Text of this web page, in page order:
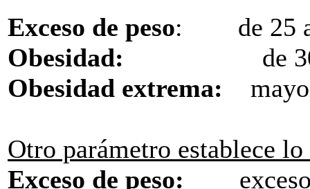
Exceso de peso: de 25 a
Obesidad: de 30 a
Obesidad extrema:
Otro parámetro establece
Exceso de peso: exceso